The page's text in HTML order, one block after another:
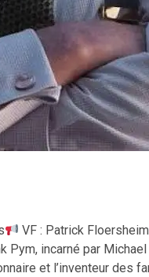
VF : Patrick Floersheim
Pym, incarné par Michael
et l’inventeur des